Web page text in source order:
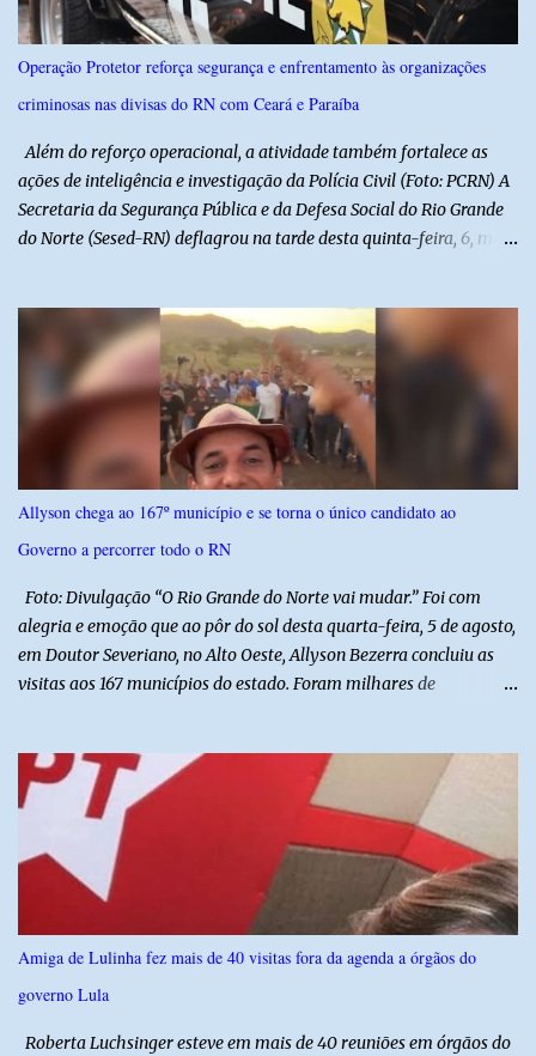
Nacional Brasileiro de modo a estimular os estudantes interpretar
e debater o seu conteúdo. De acordo com o vereador, a Secretaria
Municipal de Educação poderá expedir normas complementares
necessárias ao cumprimento da lei.
Operação Protetor reforça segurança e enfrentamento às organizações
criminosas nas divisas do RN com Ceará e Paraíba
Além do reforço operacional, a atividade também fortalece as
ações de inteligência e investigação da Polícia Civil (Foto: PCRN) A
Secretaria da Segurança Pública e da Defesa Social do Rio Grande
do Norte (Sesed-RN) deflagrou na tarde desta quinta-feira, 6, mais
da segurança pública para o enfrentamento de organizações
criminosas nos municípios localizados nas divisas do Rio Grande
do Norte com os estados do Ceará e da Paraíba. A mobilização,
com concentração e saída de equipes policiais, ocorreu às 16h, no
município de Baraúna, no Oeste potiguar. A operação reúne
efetivos da Polícia Militar do Rio Grande do Norte, da Polícia Civil
do Rio Grande do Norte e da Polícia Militar do Ceará, reforçando a
atuação integrada entre as forças de segurança e intensificando o
combate à criminalidade nas áreas de fronteira interestadual. As
Allyson chega ao 167º município e se torna o único candidato ao
Governo a percorrer todo o RN
Foto: Divulgação “O Rio Grande do Norte vai mudar.” Foi com
alegria e emoção que ao pôr do sol desta quarta-feira, 5 de agosto,
em Doutor Severiano, no Alto Oeste, Allyson Bezerra concluiu as
visitas aos 167 municípios do estado. Foram milhares de
Governador Allyson Bezerra concluiu as agendas do 167 Razões RN
após visitar todas as cidades potiguares, dos pequenos municípios
aos maiores centros do estado. A caminhada começou em 29 de
março pelo município de Touros, Marco Zero da BR-101 e foi
concluída nesta quarta-feira depois de 129 dias entre a primeira e
a última visita. Os registros estão sendo publicados no perfil do
Instagram @167RazoesRN Ao longo do percurso, Allyson conheceu
de perto as potencialidades, as belezas, a cultura e a força do povo,
mas também ouviu os dramas e as necessidades enfrentadas pelas
Amiga de Lulinha fez mais de 40 visitas fora da agenda a órgãos do
governo Lula
Roberta Luchsinger esteve em mais de 40 reuniões em órgãos do